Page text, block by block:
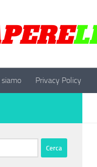
siamo Privacy Policy